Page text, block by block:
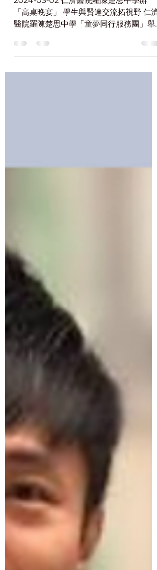
點新聞 - 童夢同行服務團
2024-03-02 仁濟醫院羅陳楚思中學辦
「高桌晚宴」 學生與賢達交流拓視野 仁濟
會予學生與社會賢達交流不同議題，啟發